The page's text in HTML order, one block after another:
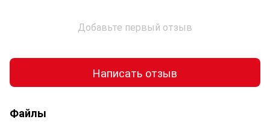
Добавьте первый отзыв
Написать отзыв
Файлы